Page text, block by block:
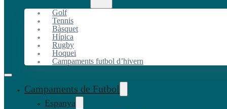
Golf
Tennis
Bàsquet
Hípica
Rugby
Hoquei
Campaments futbol d’hivern
Campaments de Futbol
Espanya